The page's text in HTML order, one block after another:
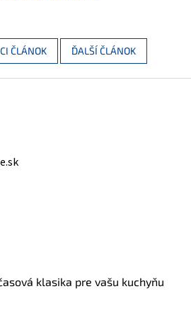
ČLÁNOK ĎALŠÍ ČLÁNOK
klasika pre vašu kuchyňu